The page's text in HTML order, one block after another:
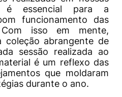
é essencial para a
funcionamento das
Com isso em mente,
coleção abrangente de
sessão realizada ao
é um reflexo das
que moldaram
durante o ano.